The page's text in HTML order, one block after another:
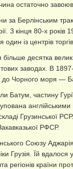
остаточно
за Берлінським
З кінця 80-х років
із центрів
більше десятка
заводах. В
до Чорного моря —
Батум, частину
Грузинської
РФСР.
Союзу
Грузія. Їй
регіонів країни